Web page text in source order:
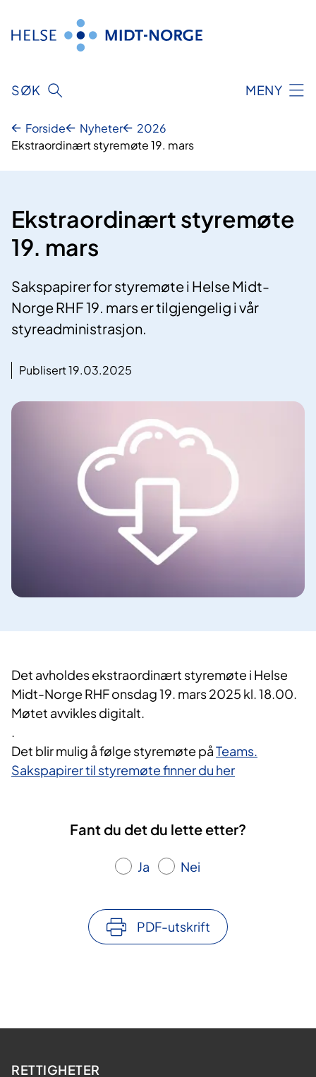
innhold
SØK MENY
Forside Nyheter
2026
Ekstraordinært styremøte 19. mars
Ekstraordinært styremøte
19. mars
Sakspapirer for styremøte i Helse Midt-
Norge RHF 19. mars er tilgjengelig i vår
styreadministrasjon.
Publisert 19.03.2025
Det avholdes ekstraordinært styremøte i Helse
Midt-Norge RHF onsdag 19. mars 2025 kl. 18.00.
Møtet avvikles digitalt.
.
Det blir mulig å følge styremøte påTeams.
Sakspapirer til styremøte finner du her
Fant du det du lette etter?
Ja Nei
PDF-utskrift
RETTIGHETER